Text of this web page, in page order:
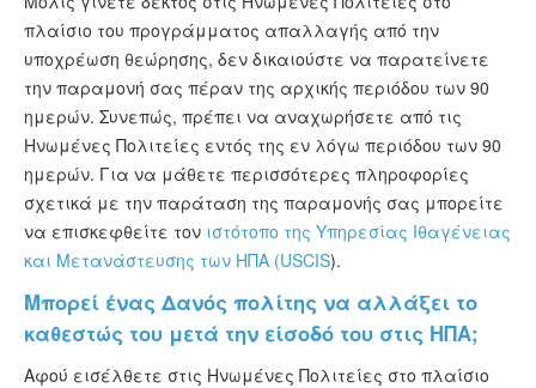
πλαίσιο του προγράμματος απαλλαγής από την
υποχρέωση θεώρησης, δεν δικαιούστε να παρατείνετε
την παραμονή σας πέραν της αρχικής περιόδου των 90
ημερών. Συνεπώς, πρέπει να αναχωρήσετε από τις
Ηνωμένες Πολιτείες εντός της εν λόγω περιόδου των 90
ημερών. Για να μάθετε περισσότερες πληροφορίες
σχετικά με την παράταση της παραμονής σας μπορείτε
να επισκεφθείτε τον ιστότοπο της Υπηρεσίας Ιθαγένειας
και Μετανάστευσης των ΗΠΑ (USCIS).
Μπορεί ένας Δανός πολίτης να αλλάξει το
καθεστώς του μετά την είσοδό του στις ΗΠΑ;
Αφού εισέλθετε στις Ηνωμένες Πολιτείες στο πλαίσιο